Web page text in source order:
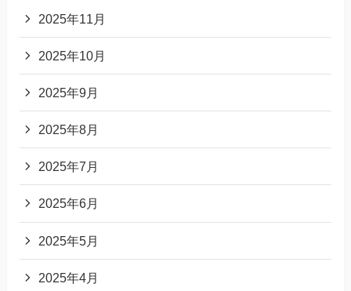
2025年11月
2025年10月
2025年9月
2025年8月
2025年7月
2025年6月
2025年5月
2025年4月